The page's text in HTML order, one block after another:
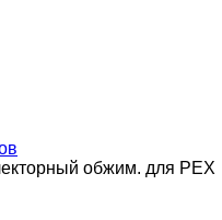
обжим. для РЕХ